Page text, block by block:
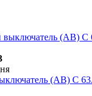
(АВ) C